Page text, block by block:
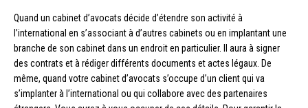
Quand un cabinet d’avocats décide d’étendre son activité à
l’international en s’associant à d’autres cabinets ou en implantant une
branche de son cabinet dans un endroit en particulier. Il aura à signer
des contrats et à rédiger différents documents et actes légaux. De
même, quand votre cabinet d’avocats s’occupe d’un client qui va
s’implanter à l’international ou qui collabore avec des partenaires